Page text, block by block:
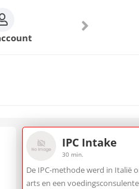
IPC Intake
30 min.
De IPC-methode werd in Italië
arts en een